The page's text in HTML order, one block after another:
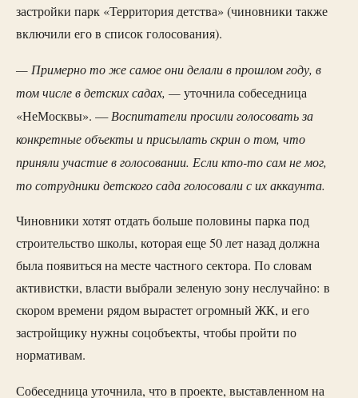
застройки парк «Территория детства» (чиновники также
включили его в список голосования).
— Примерно то же самое они делали в прошлом году, в
том числе в детских садах, —уточнила собеседница
«НеМосквы». —Воспитатели просили голосовать за
конкретные объекты и присылать скрин о том, что
приняли участие в голосовании. Если кто-то сам не мог,
то сотрудники детского сада голосовали с их аккаунта.
Чиновники хотят отдать больше половины парка под
строительство школы, которая еще 50 лет назад должна
была появиться на месте частного сектора. По словам
активистки, власти выбрали зеленую зону неслучайно: в
скором времени рядом вырастет огромный ЖК, и его
застройщику нужны соцобъекты, чтобы пройти по
нормативам.
Собеседница уточнила, что в проекте, выставленном на